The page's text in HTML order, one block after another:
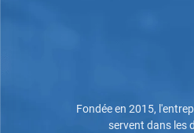
Fondée en 2015,
servent dans les